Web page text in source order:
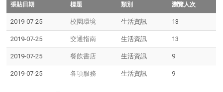
張貼日期 標題 類別 瀏覽人次
2019-07-25 校園環境 生活資訊 13
2019-07-25 交通指南 生活資訊 13
2019-07-25 餐飲書店 生活資訊 9
2019-07-25 各項服務 生活資訊 9